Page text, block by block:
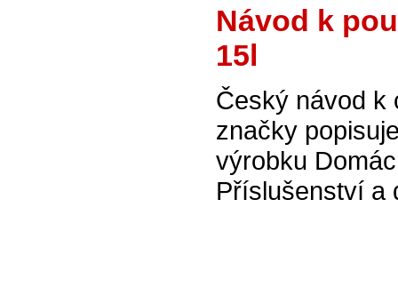
Návod k
15l
Český návod k
značky
výrobku
Příslušenství a